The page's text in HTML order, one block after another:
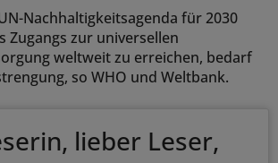
Nachhaltigkeitsagenda für 2030
Zugangs zur universellen
weltweit zu erreichen, bedarf
so WHO und Weltbank.
lieber Leser,